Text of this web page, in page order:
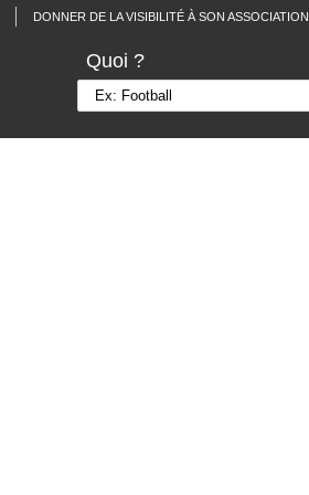
DONNER DE LA VISIBILITÉ À SON ASSOCIATION
Quoi ?